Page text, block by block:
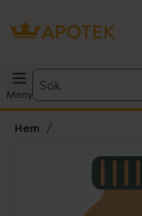
Meny
Sök
Hem
Lista: .